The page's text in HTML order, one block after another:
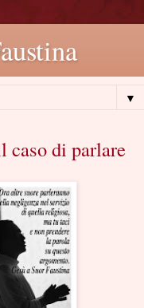
▼
caso di parlare